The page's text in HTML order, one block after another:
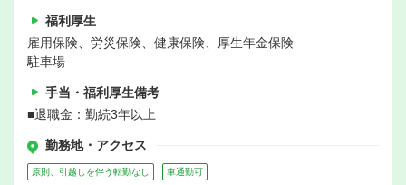
福利厚生
雇用保険、労災保険、健康保険、厚生年金保険
駐車場
手当・福利厚生備考
■退職金：勤続3年以上
勤務地・アクセス
原則、引越しを伴う転勤なし 車通勤可